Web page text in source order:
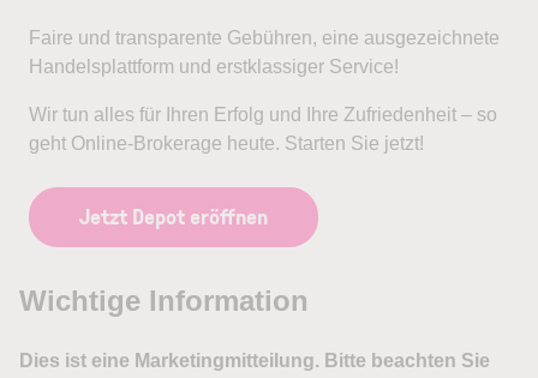
Faire und transparente Gebühren, eine ausgezeichnete
Handelsplattform und erstklassiger Service!
Wir tun alles für Ihren Erfolg und Ihre Zufriedenheit – so
geht Online-Brokerage heute. Starten Sie jetzt!
Jetzt Depot eröffnen